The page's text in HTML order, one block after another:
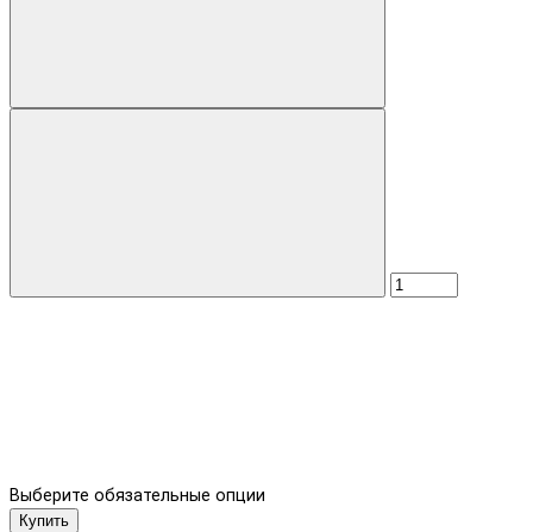
Выберите обязательные опции
Купить